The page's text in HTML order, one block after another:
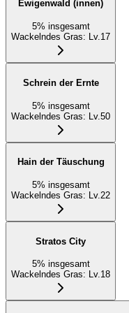
Ewigenwald (innen)
5% insgesamt
Wackelndes Gras: Lv.17
Schrein der Ernte
5% insgesamt
Wackelndes Gras: Lv.50
Hain der Täuschung
5% insgesamt
Wackelndes Gras: Lv.22
Stratos City
5% insgesamt
Wackelndes Gras: Lv.18